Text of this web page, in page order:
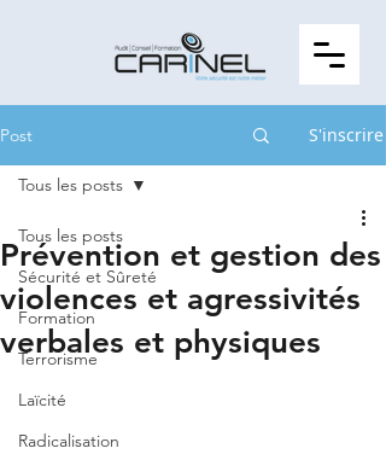
Post S'inscrire
Tous les posts
Sécurité et Sûreté
Formation
Terrorisme
Laïcité
Radicalisation
Tous les posts
Prévention et gestion des
violences et agressivités
verbales et physiques